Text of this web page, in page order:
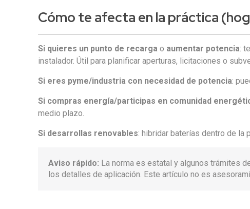
Cómo te afecta en la práctica
Si quieres un punto de recarga o aumentar potencia:
instalador. Útil para planificar aperturas, licitaciones o
Si eres pyme/industria con necesidad de potencia:
Si compras energía/participas en comunidad
medio plazo.
Si desarrollas renovables: hibridar baterías dentro de la
Aviso rápido: La norma es estatal y algunos trámites
los detalles de aplicación. Este artículo no es